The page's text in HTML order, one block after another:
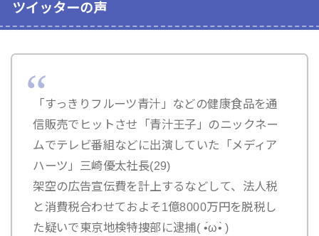
ツイッターの声
「すっきりフルーツ青汁」などの健康食品を通
信販売でヒットさせ「青汁王子」のニックネー
ムでテレビ番組などに出演していた「メディア
ハーツ」三崎優太社長(29)
架空の広告宣伝費を計上するなどして、法人税
と消費税合わせておよそ1億8000万円を脱税し
た疑いで東京地検特捜部に逮捕( •́ω•̀ )